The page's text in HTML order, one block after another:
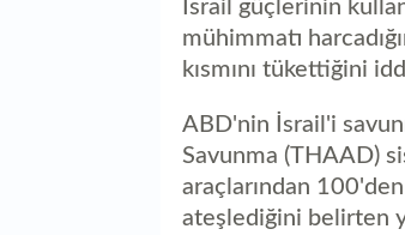
İsrail güçlerinin
mühimmatı
kısmını tükettiğini
ABD'nin İsrail'i
Savunma (THAAD)
araçlarından
ateşlediğini belirten